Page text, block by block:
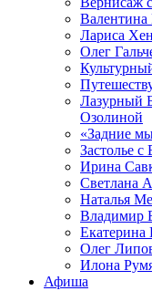
Валентина
Лариса
Олег
Лазурный
Озолиной
«Задние
Застолье
Ирина
Светлана
Наталья
Владимир
Екатерина
Олег
Илона
Афиша